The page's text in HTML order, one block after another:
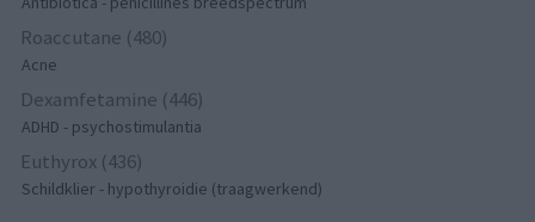
Roaccutane (480)
Acne
Dexamfetamine (446)
ADHD - psychostimulantia
Euthyrox (436)
Schildklier - hypothyroidie (traagwerkend)